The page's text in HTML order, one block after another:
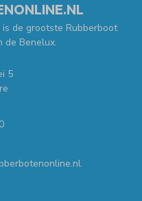
de grootste Rubberboot
de Benelux.
5